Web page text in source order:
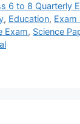
6 to 8 Quarterly
, Education, Exam
Exam, Science